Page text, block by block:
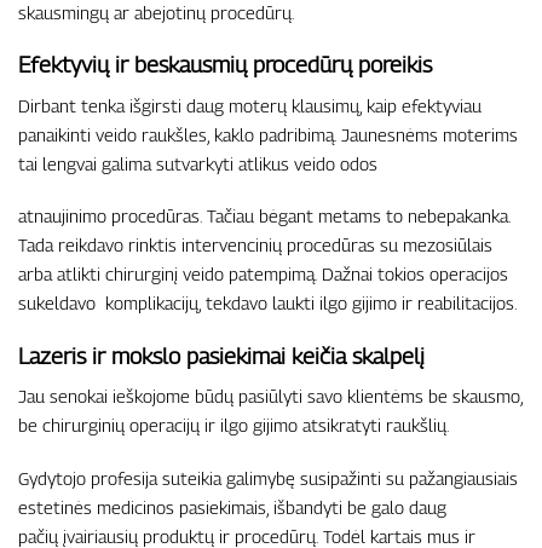
skausmingų ar abejotinų procedūrų.
Efektyvių ir beskausmių procedūrų poreikis
Dirbant tenka išgirsti daug moterų klausimų, kaip efektyviau
panaikinti veido raukšles, kaklo padribimą. Jaunesnėms moterims
tai lengvai galima sutvarkyti atlikus veido odos
atnaujinimo procedūras. Tačiau bėgant metams to nebepakanka.
Tada reikdavo rinktis intervencinių procedūras su mezosiūlais
arba atlikti chirurginį veido patempimą. Dažnai tokios operacijos
sukeldavo komplikacijų, tekdavo laukti ilgo gijimo ir reabilitacijos.
Lazeris ir mokslo pasiekimai keičia skalpelį
Jau senokai ieškojome būdų pasiūlyti savo klientėms be skausmo,
be chirurginių operacijų ir ilgo gijimo atsikratyti raukšlių.
Gydytojo profesija suteikia galimybę susipažinti su pažangiausiais
estetinės medicinos pasiekimais, išbandyti be galo daug
pačių įvairiausių produktų ir procedūrų. Todėl kartais mus ir